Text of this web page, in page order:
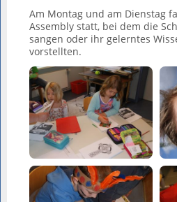
Am Montag und am Dienstag
Assembly statt, bei dem die
sangen oder ihr gelerntes
vorstellten.